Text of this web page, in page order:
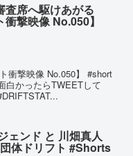
査席へ駆けあがる
衝撃映像 No.050】
衝撃映像 No.050】 #short
白かったらTWEETして
ェンド と 川畑真人
体ドリフト #Shorts